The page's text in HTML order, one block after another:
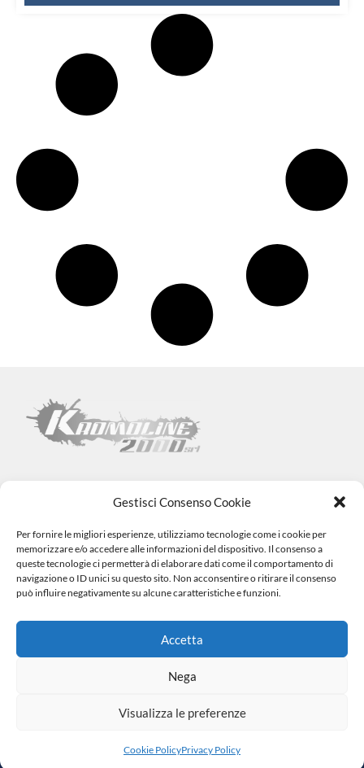
Gestisci Consenso Cookie
Per fornire le migliori esperienze, utilizziamo tecnologie come i cookie per
memorizzare e/o accedere alle informazioni del dispositivo. Il consenso a
queste tecnologie ci permetterà di elaborare dati come il comportamento di
navigazione o ID unici su questo sito. Non acconsentire o ritirare il consenso
può influire negativamente su alcune caratteristiche e funzioni.
Accetta
Nega
Visualizza le preferenze
Cookie PolicyPrivacy Policy
Kromoline 2000 SRL
Via L. Tabellione, 1 (47891) Falciano – SAN MARINO –COE
SM06838
Registro e-commerce n.1002 dal 15/06/23
info@kromovernici.com+39 339 136 08730549 909508
Miketing